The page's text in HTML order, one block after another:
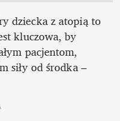
dziecka z atopią to
kluczowa, by
pacjentom,
siły od środka –